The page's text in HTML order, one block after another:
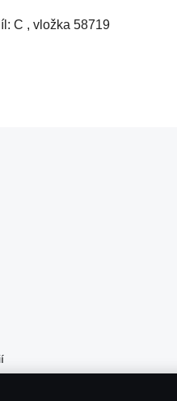
C , vložka 58719